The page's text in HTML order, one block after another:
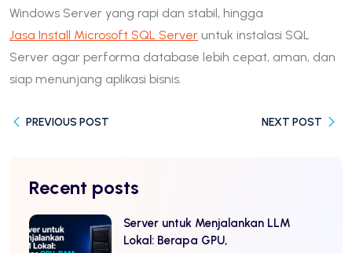
Windows Server yang rapi dan stabil, hingga
Jasa Install Microsoft SQL Server untuk instalasi SQL
Server agar performa database lebih cepat, aman, dan
siap menunjang aplikasi bisnis.
PREVIOUS POST NEXT POST
Recent posts
Server untuk Menjalankan LLM
Lokal: Berapa GPU,